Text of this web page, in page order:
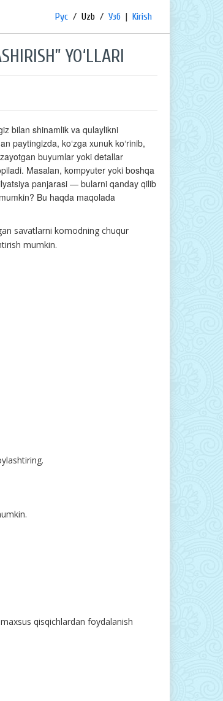
Рус / Uzb / Узб | Kirish
YO‘LLARI
bilan shinamlik va qulaylikni
paytingizda, ko‘zga xunuk ko‘rinib,
buyumlar yoki detallar
Masalan, kompyuter yoki boshqa
panjarasi — bularni qanday qilib
Bu haqda maqolada
savatlarni komodning chuqur
mumkin.
qisqichlardan foydalanish